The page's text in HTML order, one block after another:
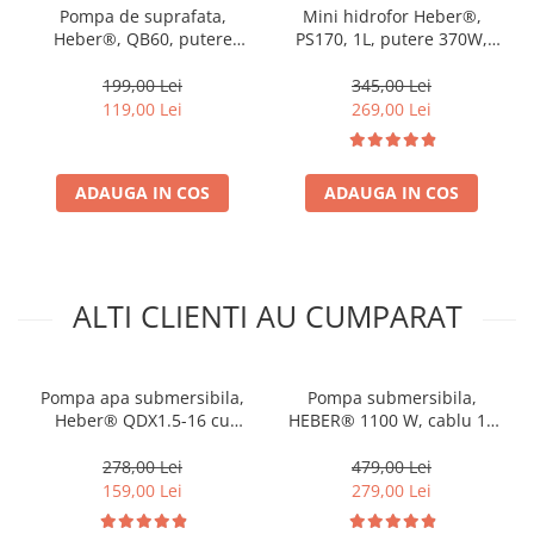
Pompa de suprafata,
Heber®, QB60, putere
m, corp din fonta
199,00 Lei
119,00 Lei
ADAUGA IN COS
Mini hidrofor Heber®,
PS170, 1L, putere 370W,
30m
345,00 Lei
269,00 Lei
ADAUGA IN COS
ALTI CLIENTI AU CUMPARAT
Pompa apa submersibila,
Heber® QDX1.5-16 cu
1.8m3/h, 1Tol, corp fonta
278,00 Lei
159,00 Lei
Pompa submersibila,
HEBER® 1100 W, cablu 15
479,00 Lei
279,00 Lei